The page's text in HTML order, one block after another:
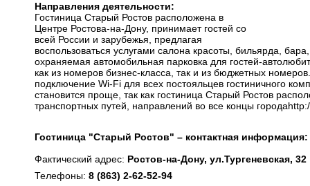
Направления деятельности:
Гостиница Старый Ростов расположена в
Центре Ростова-на-Дону, принимает гостей со
всей России и зарубежья, предлагая
воспользоваться услугами салона красоты, бильярда,
охраняемая автомобильная парковка для гостей-
как из номеров бизнес-класса, так и из бюджетных
подключение Wi-Fi для всех постояльцев гостиничного
становится проще, так как гостиница Старый Ростов
транспортных путей, направлений во все концы
Гостиница "Старый Ростов" – контактная информация:
Фактический адрес: Ростов-на-Дону, ул.Тургеневская, 32
Телефоны: 8 (863) 2-62-52-94